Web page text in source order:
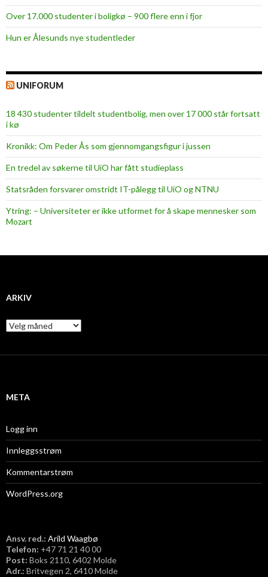
Over 17.000 studenter i boligkø – 900 flere enn i fjor
Hun er Ålesunds nye studentleder
UNIFORUM
18 430 studenter tildelt studentbolig, men over 17 000 står fortsatt
i kø
Kronikk: Om Peder Ås som gjennomgangsfigur i jussen
En tredel av søkerne til UiO har fått studieplass
Statsråden forsvarer omstridt IT-pålegg til UiO og NTNU
Ytring: – Universiteter er ikke utformet for å skape mennesker som
Mozart
ARKIV
A
r
i
META
Logg inn
Innleggsstrøm
Kommentarstrøm
WordPress.org
Ansv. red.: Arild Waagbø
Telefon: ​+47 71 21 40 00
Post: Boks 2110, 6402 Molde
Adr.: Britvegen 2, 6410 Molde